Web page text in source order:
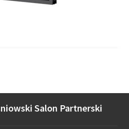
Salon Partnerski